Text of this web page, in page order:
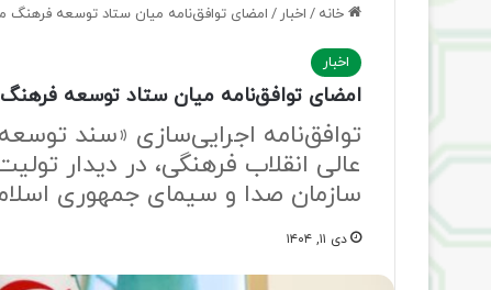
خانه / اخبار / امضای توافق‌نامه میان ستاد توسعه فرهنگ
اخبار
امضای توافق‌نامه میان ستاد توسعه
توافق‌نامه اجرایی‌سازی «سند
عالی انقلاب فرهنگی، در دیدار
سازمان صدا و سیمای جمهوری
دی ۱۱, ۱۴۰۴